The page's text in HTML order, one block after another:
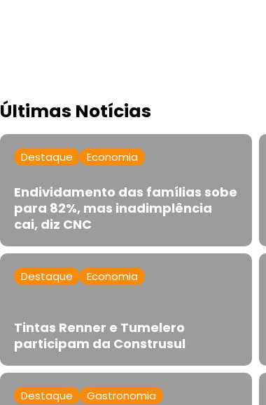
Últimas Notícias
Destaque Economia
Endividamento das famílias sobe
para 82%, mas inadimplência
cai, diz CNC
Destaque Economia
Tintas Renner e Tumelero
participam da Construsul
Destaque Gastronomia